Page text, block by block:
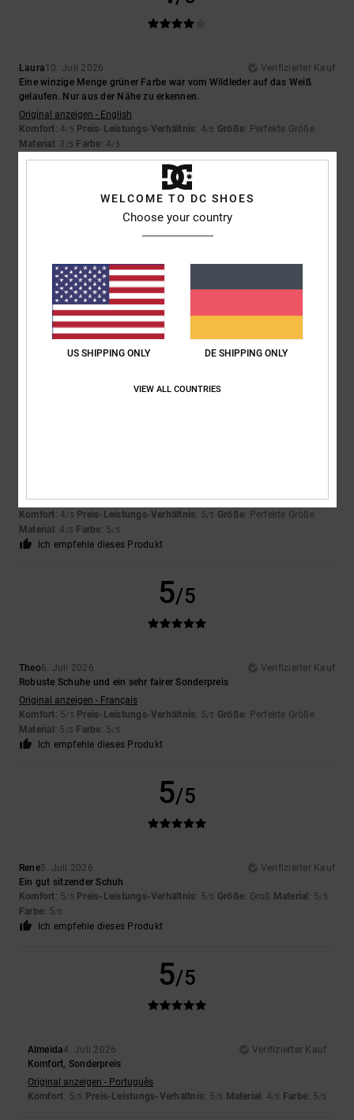
Laura10. Juli 2026
Verifizierter Kauf
Eine winzige Menge grüner Farbe war vom Wildleder auf das Weiß
gelaufen. Nur aus der Nähe zu erkennen.
Original anzeigen - English
Komfort: 4/5 Preis-Leistungs-Verhältnis: 4/5 Größe: Perfekte Größe
Material : 3 /5 Farbe: 4/5
5/5
9. Juli 2026
Schöne Schuhe
Original anzeigen - Dutch
Komfort: 4/5 Preis-Leistungs-Verhältnis: 5/5 Größe: Perfekte Größe
Material: 5/5 Farbe: 5/5
5/5
Original anzeigen - Français
Komfort: 4/5 Preis-Leistungs-Verhältnis: 5/5 Größe: Perfekte Größe
Material : 4 /5 Farbe: 5/5
Ich empfehle dieses Produkt
5/5
Theo6. Juli 2026
Verifizierter Kauf
Robuste Schuhe und ein sehr fairer Sonderpreis
Original anzeigen - Français
Komfort: 5/5 Preis-Leistungs-Verhältnis: 5/5 Größe: Perfekte Größe
Material : 5 /5 Farbe: 5/5
Ich empfehle dieses Produkt
5/5
Rene5. Juli 2026
Verifizierter Kauf
Ein gut sitzender Schuh
Komfort: 5/5 Preis-Leistungs-Verhältnis: 5/5 Größe: Groß Material : 5/5
Farbe: 5/5
Ich empfehle dieses Produkt
5/5
Almeida4. Juli 2026
Verifizierter Kauf
Komfort, Sonderpreis
Original anzeigen - Português
Komfort: 5/5 Preis-Leistungs-Verhältnis: 5/5 Material : 4/5 Farbe: 5/5
WELCOME TO DC SHOES
Choose your country
US SHIPPING ONLY DE SHIPPING ONLY
VIEW ALL COUNTRIES